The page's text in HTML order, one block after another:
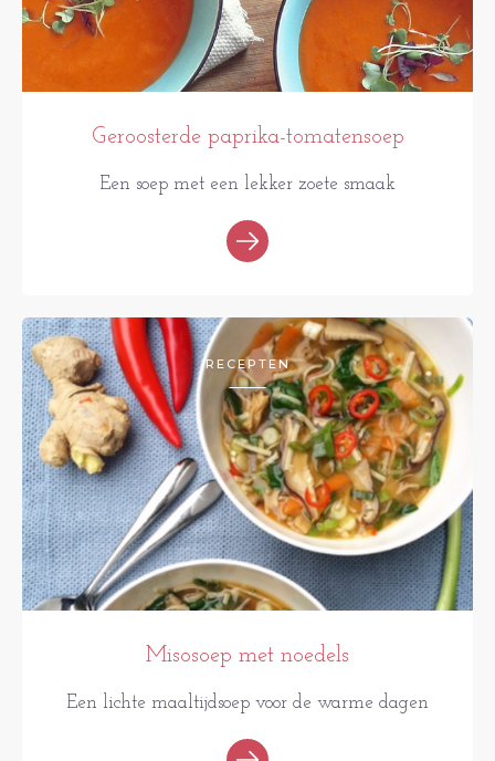
Geroosterde paprika-tomatensoep
Een soep met een lekker zoete smaak
RECEPTEN
Misosoep met noedels
Een lichte maaltijdsoep voor de warme dagen